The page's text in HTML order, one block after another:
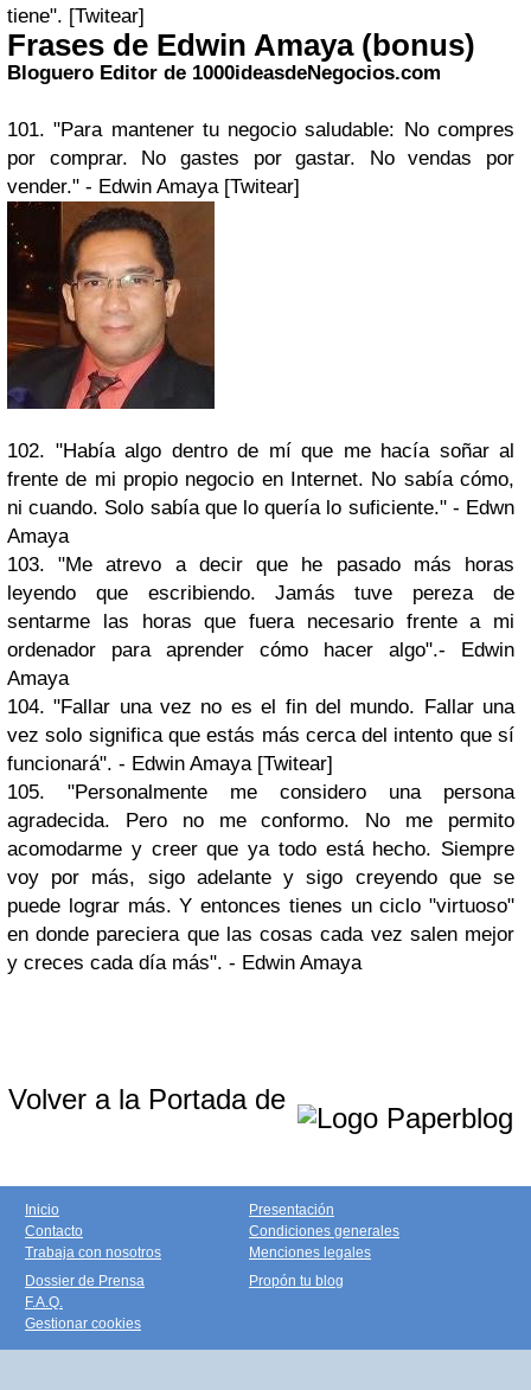
tiene". [Twitear]
Frases de Edwin Amaya (bonus)
Bloguero Editor de 1000ideasdeNegocios.com
101. "Para mantener tu negocio saludable: No compres
por comprar. No gastes por gastar. No vendas por
vender." - Edwin Amaya [Twitear]
102. "Había algo dentro de mí que me hacía soñar al
frente de mi propio negocio en Internet. No sabía cómo,
ni cuando. Solo sabía que lo quería lo suficiente." - Edwn
Amaya
103. "Me atrevo a decir que he pasado más horas
leyendo que escribiendo. Jamás tuve pereza de
sentarme las horas que fuera necesario frente a mi
ordenador para aprender cómo hacer algo".- Edwin
Amaya
104. "Fallar una vez no es el fin del mundo. Fallar una
vez solo significa que estás más cerca del intento que sí
funcionará". - Edwin Amaya [Twitear]
105. "Personalmente me considero una persona
agradecida. Pero no me conformo. No me permito
acomodarme y creer que ya todo está hecho. Siempre
voy por más, sigo adelante y sigo creyendo que se
puede lograr más. Y entonces tienes un ciclo "virtuoso"
en donde pareciera que las cosas cada vez salen mejor
y creces cada día más". - Edwin Amaya
Volver a la Portada de
Inicio
Contacto
Trabaja con nosotros
Presentación
Condiciones generales
Menciones legales
Dossier de Prensa
F.A.Q.
Gestionar cookies
Propón tu blog